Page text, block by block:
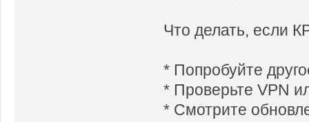
Что делать, если
* Попробуйте
* Проверьте VPN
* Смотрите